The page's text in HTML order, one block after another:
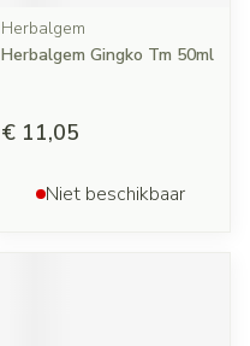
Herbalgem
Herbalgem Gingko Tm 50ml
€ 11,05
Niet beschikbaar